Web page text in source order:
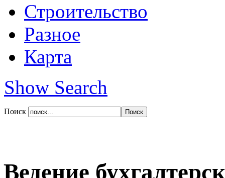
Строительство
Разное
Карта
Show Search
Поиск
Ведение